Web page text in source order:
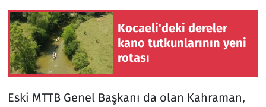
Kocaeli'deki dereler
kano tutkunlarının yeni
rotası
Eski MTTB Genel Başkanı da olan Kahraman,